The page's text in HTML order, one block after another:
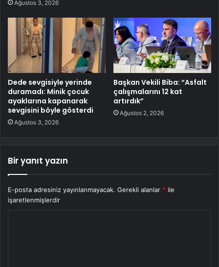
Ağustos 3, 2026
Dede sevgisiyle yerinde
duramadı: Minik çocuk
ayaklarına kapanarak
sevgisini böyle gösterdi
Ağustos 3, 2026
Başkan Vekili Biba: “Asfalt
çalışmalarını 12 kat
artırdık”
Ağustos 2, 2026
Bir yanıt yazın
E-posta adresiniz yayınlanmayacak. Gerekli alanlar * ile
işaretlenmişlerdir